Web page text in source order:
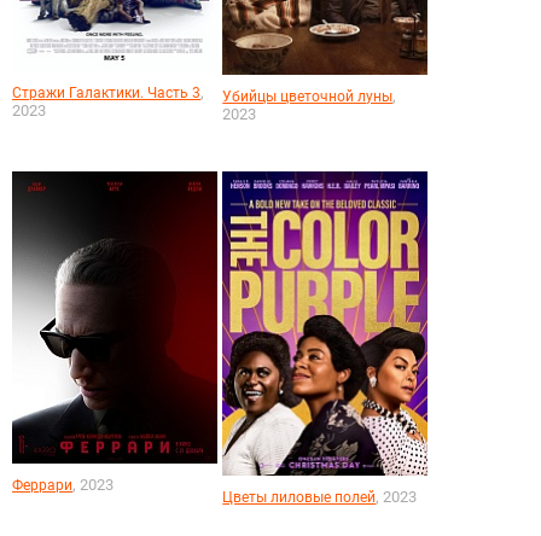
Стражи Галактики. Часть 3,
2023
Убийцы цветочной луны,
2023
Феррари, 2023
Цветы лиловые полей, 2023